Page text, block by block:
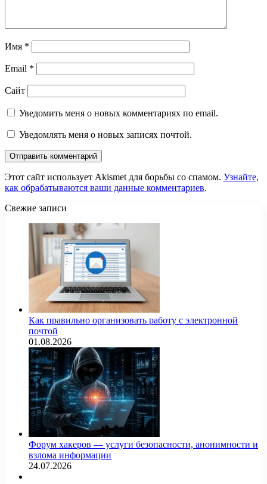
Имя *
Email *
Сайт
Уведомить меня о новых комментариях по email.
Уведомлять меня о новых записях почтой.
Этот сайт использует Akismet для борьбы со спамом. Узнайте,
как обрабатываются ваши данные комментариев.
Свежие записи
Как правильно организовать работу с электронной
почтой
01.08.2026
Форум хакеров — услуги безопасности, анонимности и
взлома информации
24.07.2026